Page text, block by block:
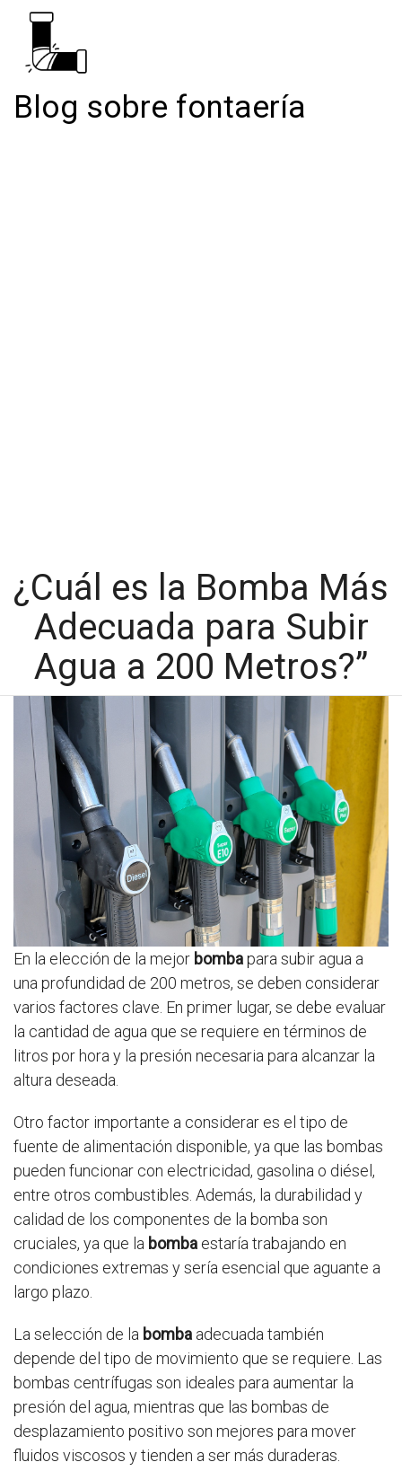
Blog sobre fontaería
¿Cuál es la Bomba Más
Adecuada para Subir
Agua a 200 Metros?”
En la elección de la mejor bombapara subir agua a
una profundidad de 200 metros, se deben considerar
varios factores clave. En primer lugar, se debe evaluar
la cantidad de agua que se requiere en términos de
litros por hora y la presión necesaria para alcanzar la
altura deseada.
Otro factor importante a considerar es el tipo de
fuente de alimentación disponible, ya que las bombas
pueden funcionar con electricidad, gasolina o diésel,
entre otros combustibles. Además, la durabilidad y
calidad de los componentes de la bomba son
cruciales, ya que la bomba estaría trabajando en
condiciones extremas y sería esencial que aguante a
largo plazo.
La selección de la bomba adecuada también
depende del tipo de movimiento que se requiere. Las
bombas centrífugas son ideales para aumentar la
presión del agua, mientras que las bombas de
desplazamiento positivo son mejores para mover
fluidos viscosos y tienden a ser más duraderas.